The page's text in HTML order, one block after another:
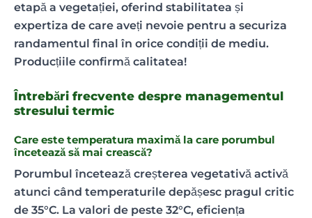
etapă a vegetației, oferind stabilitatea și
expertiza de care aveți nevoie pentru a securiza
randamentul final în orice condiții de mediu.
Producțiile confirmă calitatea!
Întrebări frecvente despre managementul
stresului termic
Care este temperatura maximă la care porumbul
încetează să mai crească?
Porumbul încetează creșterea vegetativă activă
atunci când temperaturile depășesc pragul critic
de 35°C. La valori de peste 32°C, eficiența